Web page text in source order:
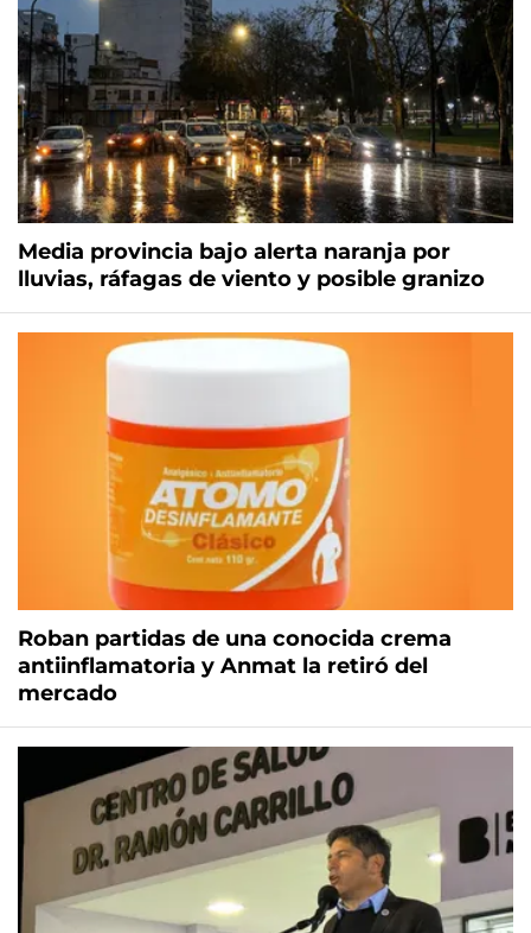
Media provincia bajo alerta naranja por
lluvias, ráfagas de viento y posible granizo
Roban partidas de una conocida crema
antiinflamatoria y Anmat la retiró del
mercado